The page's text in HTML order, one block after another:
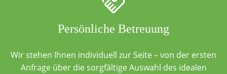
Persönliche Betreuung
Wir stehen Ihnen individuell zur Seite – von der ersten
Anfrage über die sorgfältige Auswahl des idealen